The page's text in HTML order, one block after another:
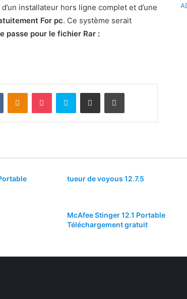
d’un installateur hors ligne complet et d’une
For pc. Ce système serait
passe pour le fichier Rar :
VKontakteOdnoklassniki
Pocket Skype Partager par email Imprimer
tueur de voyous 12.7.5
McAfee Stinger 12.1 Portable
Téléchargement gratuit